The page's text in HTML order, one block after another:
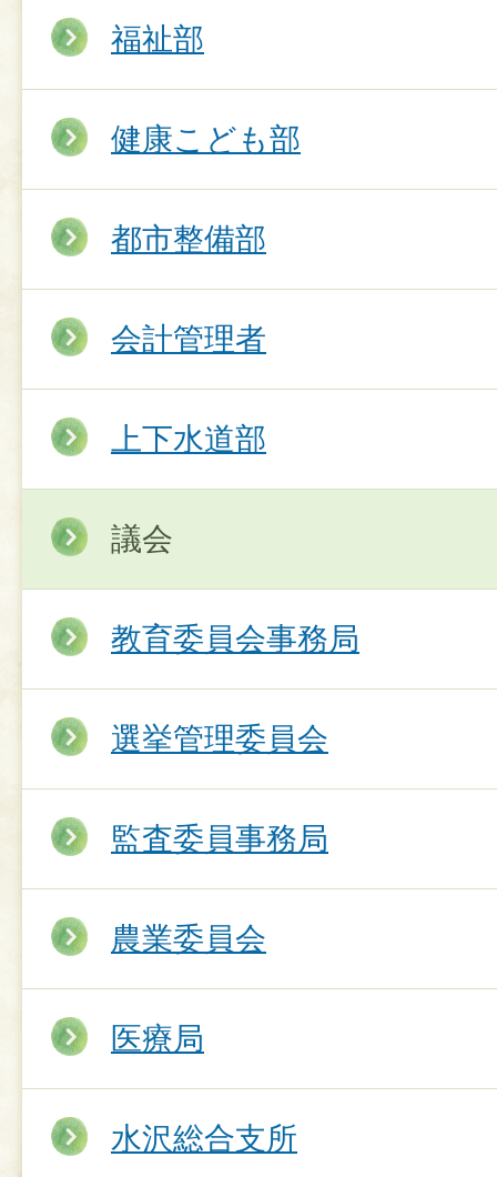
福祉部
健康こども部
都市整備部
会計管理者
上下水道部
議会
教育委員会事務局
選挙管理委員会
監査委員事務局
農業委員会
医療局
水沢総合支所